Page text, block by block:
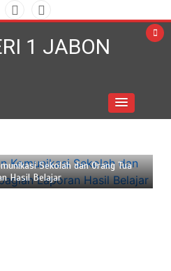
1 JABON
Sekolah dan Orang Tua
Hasil Belajar